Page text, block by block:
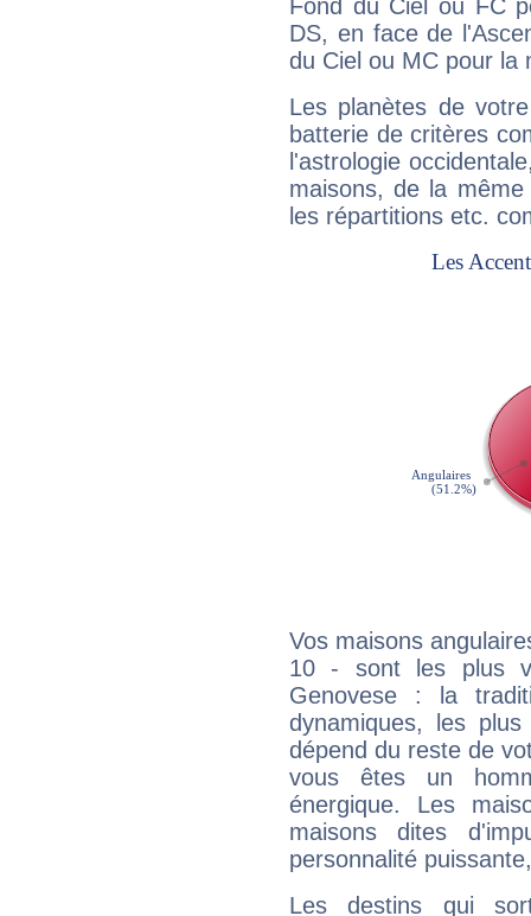
Fond du Ciel ou FC
DS, en face de
du Ciel ou MC pour la
Les planètes de
batterie de critères
l'astrologie
maisons, de la
les répartitions etc.
Vos maisons
10 - sont les plus
Genovese : la
dynamiques, les
dépend du reste de
vous êtes un
énergique. Les
maisons dites
personnalité
Les destins qui